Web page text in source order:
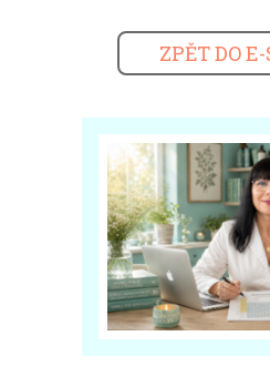
ZPĚT DO